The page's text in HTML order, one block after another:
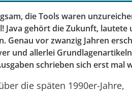
die Tools waren
Java gehört die Zukunft,
Genau vor zwanzig Jahren
und allerlei
schrieben sich erst mal
die späten 1990er-Jahre,